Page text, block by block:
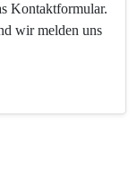
Kontaktformular.
wir melden uns